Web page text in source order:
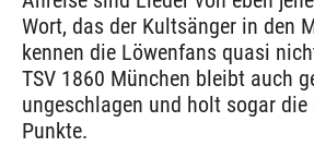
Wort, das der Kultsänger in den
kennen die Löwenfans quasi
TSV 1860 München bleibt auch
ungeschlagen und holt sogar die
Punkte.